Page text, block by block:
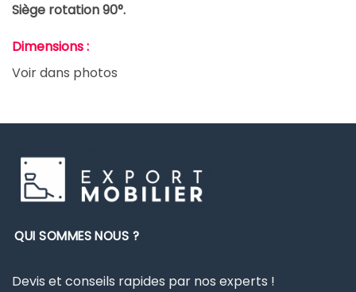
Siège rotation 90°.
Dimensions :
Voir dans photos
QUI SOMMES NOUS ?
Devis et conseils rapides par nos experts !